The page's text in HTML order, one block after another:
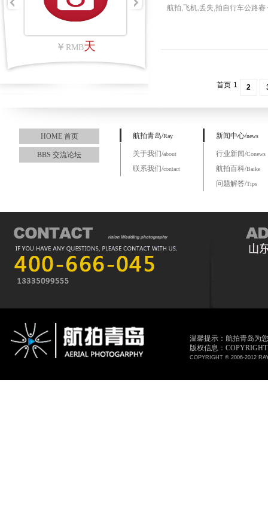
￥ RMB天
航拍,飞机,丢失,拍自行车公路
首页 1 2
HOME 首页
BBS 交流论坛
航拍青岛/Ray
关于我们/about
联系我们/contact
新闻中心/news
行业新闻/Conews
航拍百科/Baike
问题解答/Tips
温馨提示：航拍青岛为
版权信息：
COPYRIGHT © 2006-2012